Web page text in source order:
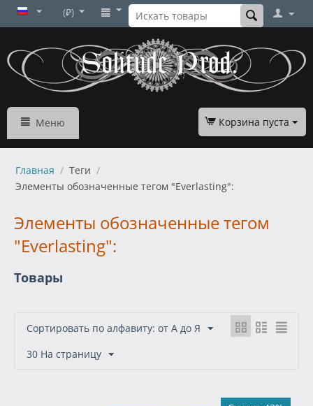
(₽)
Меню Корзина пуста
Главная / Теги /
Элементы обозначенные тегом "Everlasting":
Элементы обозначенные тегом
"Everlasting":
Товары
Сортировать по алфавиту: от А до Я
30 На страницу